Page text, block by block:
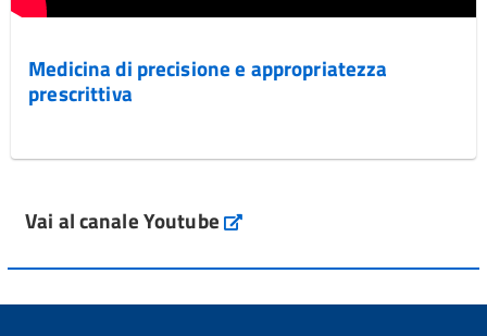
Medicina di precisione e appropriatezza
prescrittiva
Vai al canale Youtube